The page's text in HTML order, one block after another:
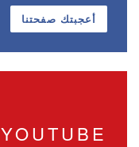
أعجبتك صفحتنا
YOUTUBE